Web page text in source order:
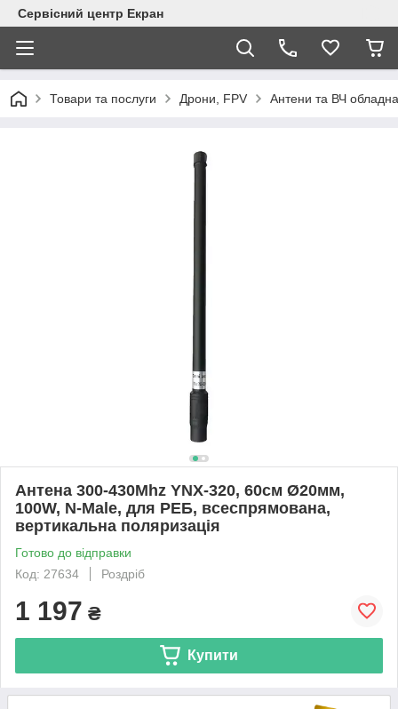
Сервісний центр Екран
Товари та послуги Дрони, FPV Антени та ВЧ
Антена 300-430Mhz YNX-320, 60см Ø20мм,
100W, N-Male, для РЕБ, всеспрямована,
вертикальна поляризація
Готово до відправки
Код: 27634
Роздріб
1 197 ₴
Купити